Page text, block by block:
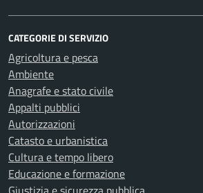
CATEGORIE DI SERVIZIO
Agricoltura e pesca
Ambiente
Anagrafe e stato civile
Appalti pubblici
Autorizzazioni
Catasto e urbanistica
Cultura e tempo libero
Educazione e formazione